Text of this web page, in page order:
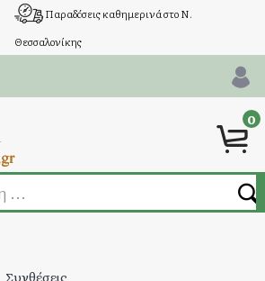
Παραδόσεις καθημερινά στο Ν.
Θεσσαλονίκης
0
Συνθέσεις